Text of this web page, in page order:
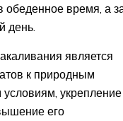
обеденное время, а
день.
является
к природным
условиям, укрепление
его